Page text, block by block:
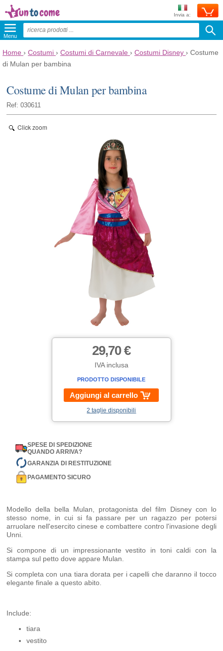
Invia a:
Menu
Home › Costumi › Costumi di Carnevale › Costumi Disney › Costume
di Mulan per bambina
Costume di Mulan per bambina
Ref: 030611
Click zoom
29,70 €
IVA inclusa
PRODOTTO DISPONIBILE
Aggiungi al carrello
2 taglie disponibili
SPESE DI SPEDIZIONE
QUANDO ARRIVA?
GARANZIA DI RESTITUZIONE
PAGAMENTO SICURO
Modello della bella Mulan, protagonista del film Disney con lo
stesso nome, in cui si fa passare per un ragazzo per potersi
arruolare nell'esercito cinese e combattere contro l'invasione degli
Unni.
Si compone di un impressionante vestito in toni caldi con la
stampa sul petto dove appare Mulan.
Si completa con una tiara dorata per i capelli che daranno il tocco
elegante finale a questo abito.
Include:
tiara
vestito